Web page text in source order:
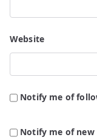
Website
Notify me of
Notify me of new